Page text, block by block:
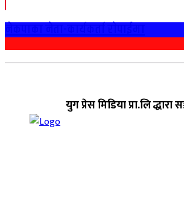
युग प्रेस मिडिया प्रा.लि द्धारा